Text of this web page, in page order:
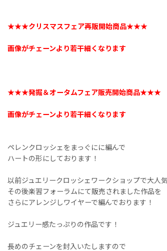
★★★クリスマスフェア再販開始商品★★★
画像がチェーンより若干細くなります
★★★発掘＆オータムフェア販売開始商品★★★
画像がチェーンより若干細くなります
ペレンクロッシェをまっぐにに編んで
ハートの形にしております！
以前ジュエリークロッシェワークショップで大人
その後楽習フォーラムにて販売されました作品を
さらにアレンジしワイヤーで編んでおります！
ジュエリー感たっぷりの作品です！
長めのチェーンを封入いたしますので